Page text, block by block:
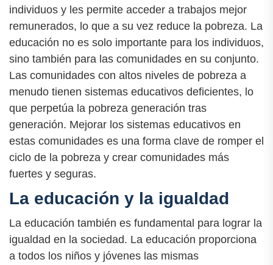
individuos y les permite acceder a trabajos mejor
remunerados, lo que a su vez reduce la pobreza. La
educación no es solo importante para los individuos,
sino también para las comunidades en su conjunto.
Las comunidades con altos niveles de pobreza a
menudo tienen sistemas educativos deficientes, lo
que perpetúa la pobreza generación tras
generación. Mejorar los sistemas educativos en
estas comunidades es una forma clave de romper el
ciclo de la pobreza y crear comunidades más
fuertes y seguras.
La educación y la igualdad
La educación también es fundamental para lograr la
igualdad en la sociedad. La educación proporciona
a todos los niños y jóvenes las mismas